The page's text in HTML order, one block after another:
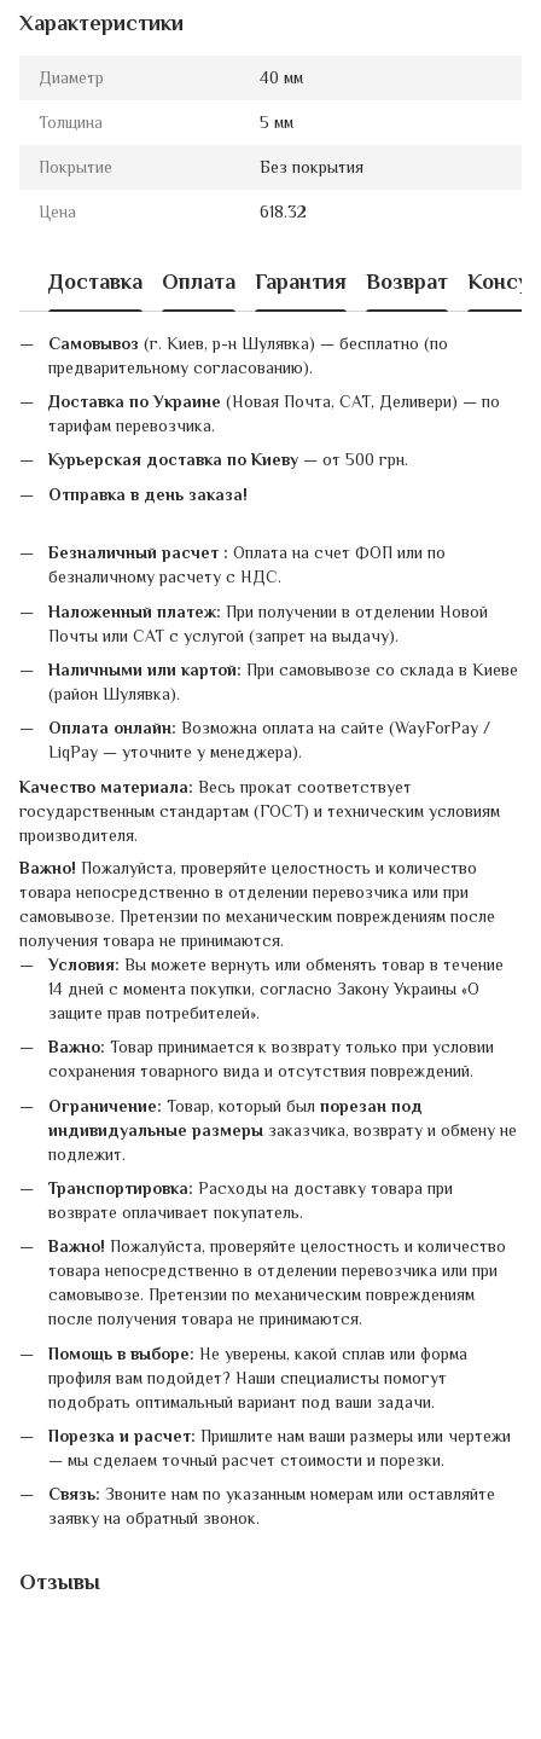
Характеристики
Диаметр 40 мм
Толщина 5 мм
Покрытие Без покрытия
Цена 618.32
Доставка Оплата Гарантия Возврат
Самовывоз (г. Киев, р-н Шулявка) — бесплатно (по
предварительному согласованию).
Доставка по Украине (Новая Почта, САТ, Деливери) — по
тарифам перевозчика.
Курьерская доставка по Киеву — от 500 грн.
Отправка в день заказа!
Безналичный расчет : Оплата на счет ФОП или по
безналичному расчету с НДС.
Наложенный платеж: При получении в отделении Новой
Почты или САТ с услугой (запрет на выдачу).
Наличными или картой: При самовывозе со склада в Киеве
(район Шулявка).
Оплата онлайн: Возможна оплата на сайте (WayForPay /
LiqPay — уточните у менеджера).
Качество материала: Весь прокат соответствует
государственным стандартам (ГОСТ) и техническим условиям
производителя.
Важно! Пожалуйста, проверяйте целостность и количество
товара непосредственно в отделении перевозчика или при
самовывозе. Претензии по механическим повреждениям после
получения товара не принимаются.
Условия: Вы можете вернуть или обменять товар в течение
14 дней с момента покупки, согласно Закону Украины «О
защите прав потребителей».
Важно: Товар принимается к возврату только при условии
сохранения товарного вида и отсутствия повреждений.
Ограничение: Товар, который был порезан под
индивидуальные размеры заказчика, возврату и обмену не
подлежит.
Транспортировка: Расходы на доставку товара при
возврате оплачивает покупатель.
Важно! Пожалуйста, проверяйте целостность и количество
товара непосредственно в отделении перевозчика или при
самовывозе. Претензии по механическим повреждениям
после получения товара не принимаются.
Помощь в выборе: Не уверены, какой сплав или форма
профиля вам подойдет? Наши специалисты помогут
подобрать оптимальный вариант под ваши задачи.
Порезка и расчет: Пришлите нам ваши размеры или чертежи
— мы сделаем точный расчет стоимости и порезки.
Связь: Звоните нам по указанным номерам или оставляйте
заявку на обратный звонок.
Отзывы